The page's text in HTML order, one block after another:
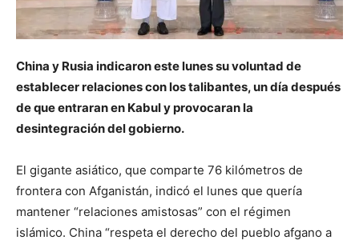
China y Rusia indicaron este lunes su voluntad de
establecer relaciones con los talibantes, un día después
de que entraran en Kabul y provocaran la
desintegración del gobierno.
El gigante asiático, que comparte 76 kilómetros de
frontera con Afganistán, indicó el lunes que quería
mantener “relaciones amistosas” con el régimen
islámico. China “respeta el derecho del pueblo afgano a